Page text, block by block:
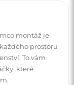
montáž je
prostoru
To vám
které